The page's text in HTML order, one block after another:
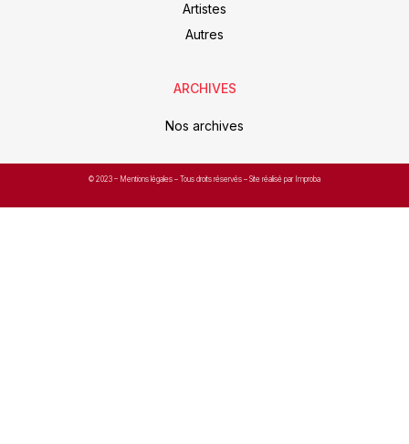
Artistes
Autres
ARCHIVES
Nos archives
© 2023 – Mentions légales – Tous droits réservés – Site réalisé par Improba